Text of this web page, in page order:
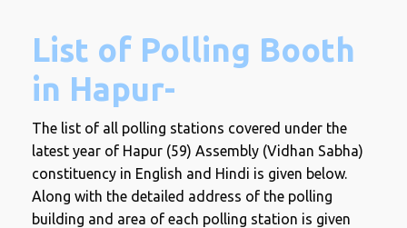
List of Polling Booth
in Hapur-
The list of all polling stations covered under the
latest year of Hapur (59) Assembly (Vidhan Sabha)
constituency in English and Hindi is given below.
Along with the detailed address of the polling
building and area of ​​each polling station is given